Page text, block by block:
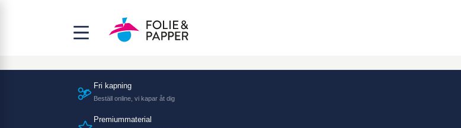
Fri kapning
Beställ online, vi kapar åt dig
Premiummaterial